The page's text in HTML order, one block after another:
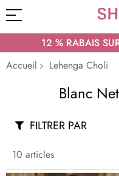
12 % RABAIS
Accueil
Lehenga Choli
Blanc
10 articles
FILTRER PAR